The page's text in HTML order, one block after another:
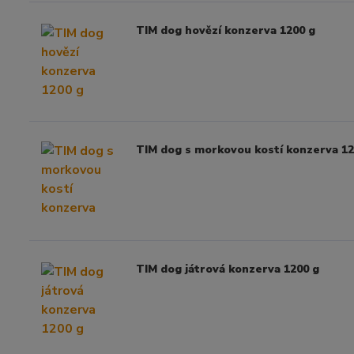
TIM dog hovězí konzerva 1200 g
TIM dog s morkovou kostí konzerva
TIM dog játrová konzerva 1200 g